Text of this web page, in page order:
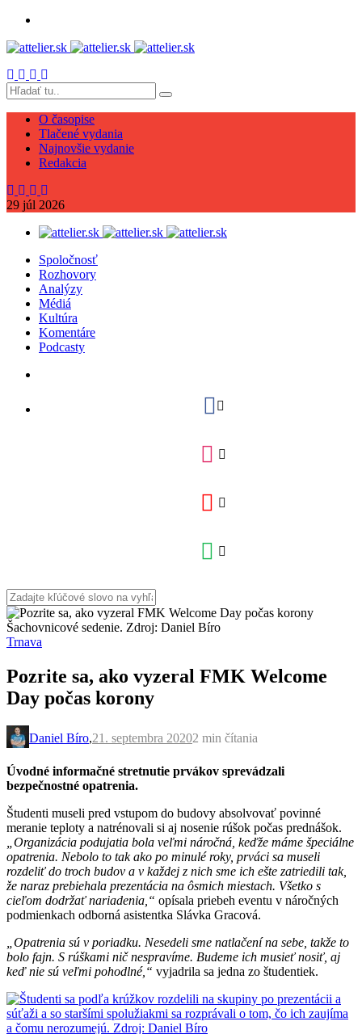
O časopise
Tlačené vydania
Najnovšie vydanie
Redakcia
29 júl 2026
Spoločnosť
Rozhovory
Analýzy
Médiá
Kultúra
Komentáre
Podcasty
Šachovnicové sedenie. Zdroj: Daniel Bíro
Trnava
Pozrite sa, ako vyzeral FMK Welcome
Day počas korony
Daniel Bíro,21. septembra 20202 min čítania
Úvodné informačné stretnutie prvákov sprevádzali
bezpečnostné opatrenia.
Študenti museli pred vstupom do budovy absolvovať povinné
meranie teploty a natrénovali si aj nosenie rúšok počas prednášok.
„Organizácia podujatia bola veľmi náročná, keďže máme špeciálne
opatrenia. Nebolo to tak ako po minulé roky, prváci sa museli
rozdeliť do troch budov a v každej z nich sme ich ešte zatriedili tak,
že naraz prebiehala prezentácia na ôsmich miestach. Všetko s
cieľom dodržať nariadenia,“ opísala priebeh eventu v náročných
podmienkach odborná asistentka Slávka Gracová.
„Opatrenia sú v poriadku. Nesedeli sme natlačení na sebe, takže to
bolo fajn. S rúškami nič nespravíme. Budeme ich musieť nosiť, aj
keď nie sú veľmi pohodlné,“ vyjadrila sa jedna zo študentiek.